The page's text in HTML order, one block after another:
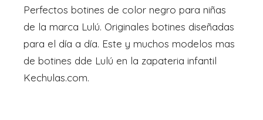
Perfectos botines de color negro para niñas
de la marca Lulú. Originales botines diseñadas
para el día a día. Este y muchos modelos mas
de botines dde Lulú en la zapateria infantil
Kechulas.com.